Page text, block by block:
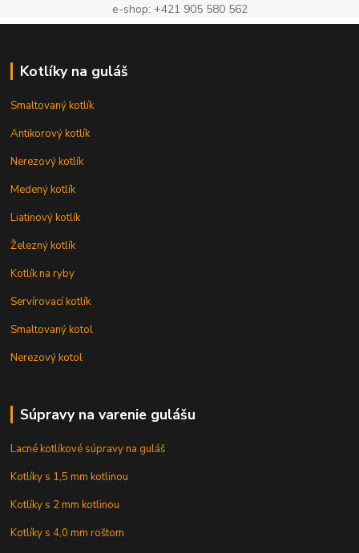
e-shop: +421 905 580 562
Kotlíky na guláš
Smaltovaný kotlík
Antikorový kotlík
Nerezový kotlík
Medený kotlík
Liatinový kotlík
Železný kotlík
Kotlík na ryby
Servírovací kotlík
Smaltovaný kotol
Nerezový kotol
Súpravy na varenie gulášu
Lacné kotlíkové súpravy na guláš
Kotlíky s 1,5 mm kotlinou
Kotlíky s 2 mm kotlinou
Kotlíky s 4,0 mm roštom